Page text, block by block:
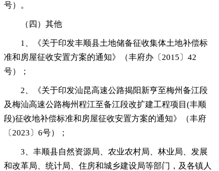
号） 。
（四）其他
1、《关于印发丰顺县土地储备征收集体土地补偿标
准和房屋征收安置方案的通知》（丰府办〔2015〕42
号）
；
2、《关于印发汕昆高速公路揭阳新亨至梅州备江段
及梅汕高速公路梅州程江至备江段改扩建工程项目(丰顺
段)征收地补偿标准和房屋征收安置方案的通知》（丰府
〔2023〕6号）
；
3、丰顺县自然资源局、农业农村局、林业局、发展
和改革局、统计局、住房和城乡建设局等部门 ， 及各镇人